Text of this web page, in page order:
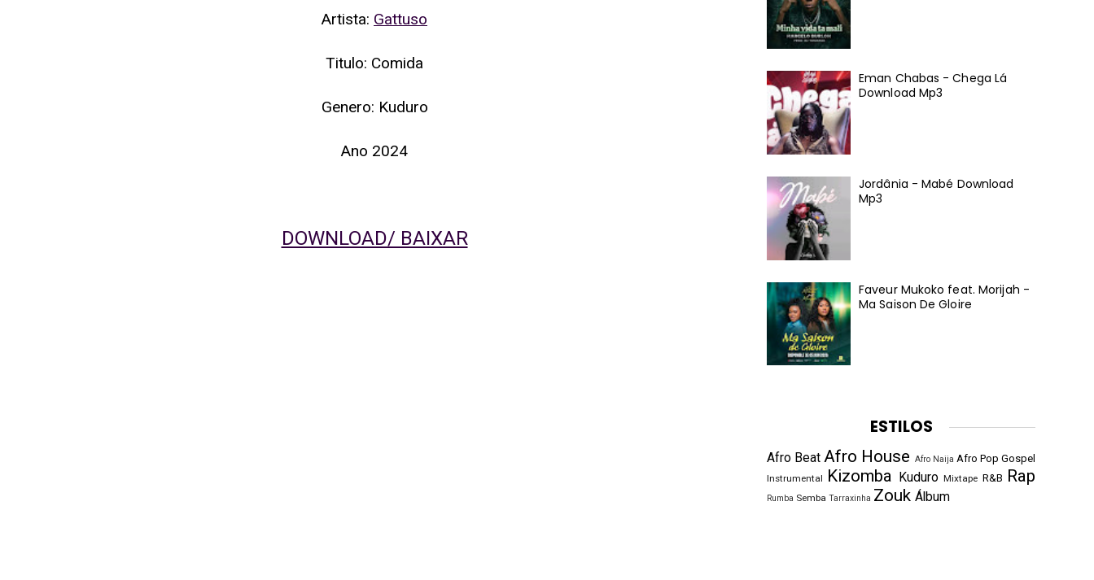
Artista: Gattuso
Titulo: Comida
Genero: Kuduro
Ano 2024
DOWNLOAD/ BAIXAR
Eman Chabas - Chega Lá
Download Mp3
Jordânia - Mabé Download
Mp3
Faveur Mukoko feat. Morijah -
Ma Saison De Gloire
ESTILOS
Afro Beat Afro House Afro Naija Afro Pop Gospel
Instrumental Kizomba Kuduro Mixtape R&B Rap
Rumba Semba Tarraxinha Zouk Álbum